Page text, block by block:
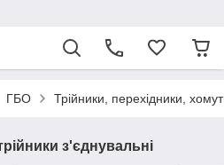
ГБО Трійники, перехідники,
з'єднувальні